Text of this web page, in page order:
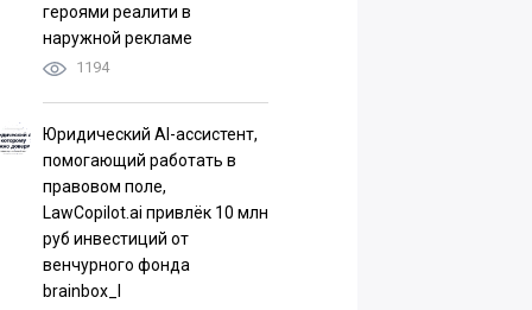
героями реалити в
наружной рекламе
1194
Юридический AI-ассистент,
помогающий работать в
правовом поле,
LawCopilot.ai привлёк 10 млн
руб инвестиций от
венчурного фонда
brainbox_I